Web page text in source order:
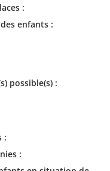
:
enfants :
possible(s) :
:
: